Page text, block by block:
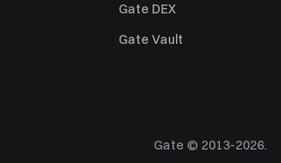
Gate DEX
Gate Vault
Gate © 2013-2026.